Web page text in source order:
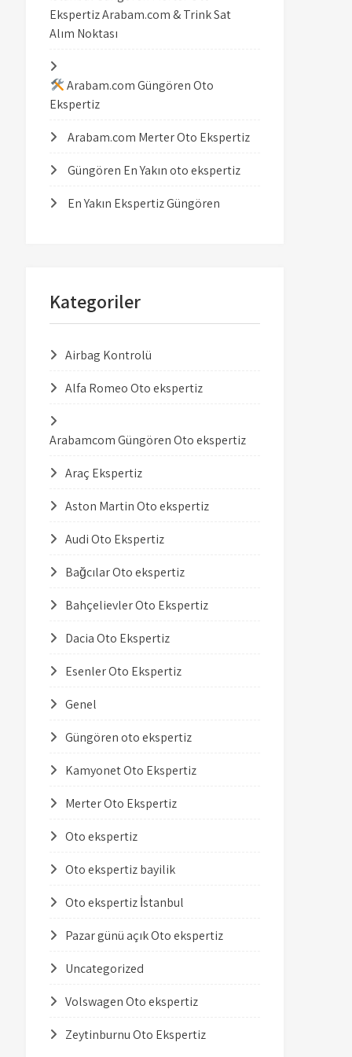
Ekspertiz Arabam.com & Trink Sat
Alım Noktası
Arabam.com Güngören Oto
Ekspertiz
Arabam.com Merter Oto Ekspertiz
Güngören En Yakın oto ekspertiz
En Yakın Ekspertiz Güngören
Kategoriler
Airbag Kontrolü
Alfa Romeo Oto ekspertiz
Arabamcom Güngören Oto ekspertiz
Araç Ekspertiz
Aston Martin Oto ekspertiz
Audi Oto Ekspertiz
Bağcılar Oto ekspertiz
Bahçelievler Oto Ekspertiz
Dacia Oto Ekspertiz
Esenler Oto Ekspertiz
Genel
Güngören oto ekspertiz
Kamyonet Oto Ekspertiz
Merter Oto Ekspertiz
Oto ekspertiz
Oto ekspertiz bayilik
Oto ekspertiz İstanbul
Pazar günü açık Oto ekspertiz
Uncategorized
Volswagen Oto ekspertiz
Zeytinburnu Oto Ekspertiz